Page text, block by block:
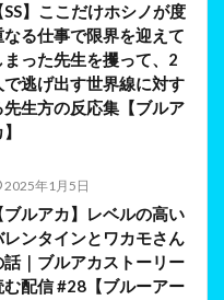
SS】ここだけホシノが度
なる仕事で限界を迎えて
まった先生を攫って、2
で逃げ出す世界線に対す
先生方の反応集【ブルア
2025年1月5日
ブルアカ】レベルの高い
レンタインとワカモさん
話｜ブルアカストーリー
む配信 #28【ブルーアー